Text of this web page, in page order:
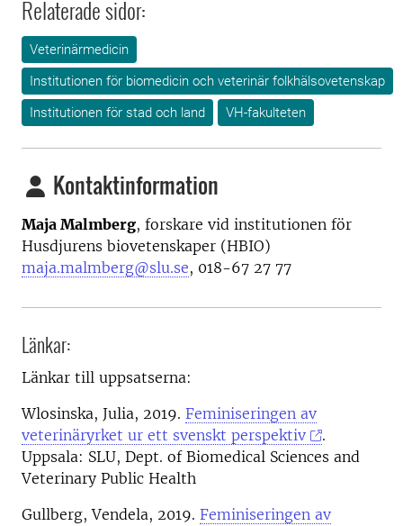
Relaterade sidor:
Veterinärmedicin
Institutionen för biomedicin och veterinär folkhälsovetenskap
Institutionen för stad och land
VH-fakulteten
Kontaktinformation
Maja Malmberg, forskare vid institutionen för
Husdjurens biovetenskaper (HBIO)
maja.malmberg@slu.se, 018-67 27 77
Länkar:
Länkar till uppsatserna:
Wlosinska, Julia, 2019. Feminiseringen av
veterinäryrket ur ett svenskt perspektiv
.
Uppsala: SLU, Dept. of Biomedical Sciences and
Veterinary Public Health
Gullberg, Vendela, 2019. Feminiseringen av